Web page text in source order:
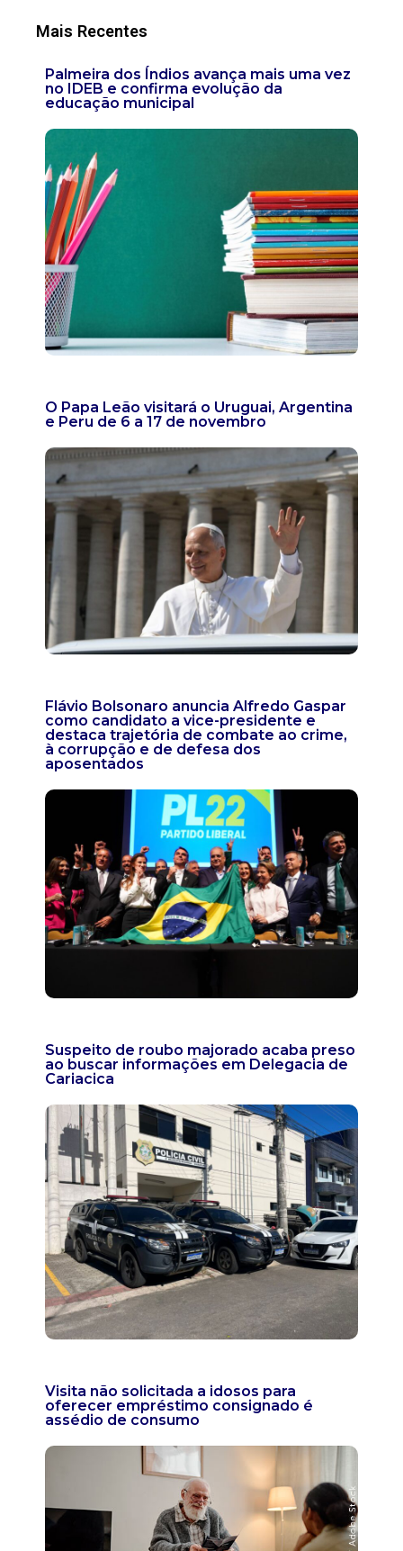
Mais Recentes
Palmeira dos Índios avança mais uma vez
no IDEB e confirma evolução da
educação municipal
O Papa Leão visitará o Uruguai, Argentina
e Peru de 6 a 17 de novembro
Flávio Bolsonaro anuncia Alfredo Gaspar
como candidato a vice-presidente e
destaca trajetória de combate ao crime,
à corrupção e de defesa dos
aposentados
Suspeito de roubo majorado acaba preso
ao buscar informações em Delegacia de
Cariacica
Visita não solicitada a idosos para
oferecer empréstimo consignado é
assédio de consumo